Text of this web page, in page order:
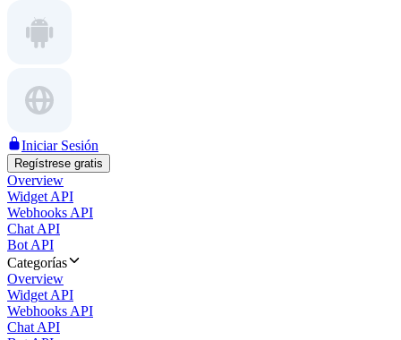
Iniciar Sesión
Regístrese gratis
Overview
Widget API
Webhooks API
Chat API
Bot API
Categorías
Overview
Widget API
Webhooks API
Chat API